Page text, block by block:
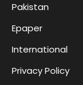
Pakistan
Epaper
International
Privacy Policy